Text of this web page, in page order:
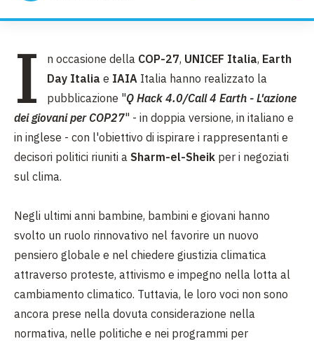
I n occasione della COP-27, UNICEF Italia, Earth
Day Italia e IAIA Italia hanno realizzato la
pubblicazione "Q Hack 4.0/Call 4 Earth - L'azione
dei giovani per COP27" - in doppia versione, in italiano e
in inglese - con l'obiettivo di ispirare i rappresentanti e
decisori politici riuniti a Sharm-el-Sheik per i negoziati
sul clima.
Negli ultimi anni bambine, bambini e giovani hanno
svolto un ruolo rinnovativo nel favorire un nuovo
pensiero globale e nel chiedere giustizia climatica
attraverso proteste, attivismo e impegno nella lotta al
cambiamento climatico. Tuttavia, le loro voci non sono
ancora prese nella dovuta considerazione nella
normativa, nelle politiche e nei programmi per